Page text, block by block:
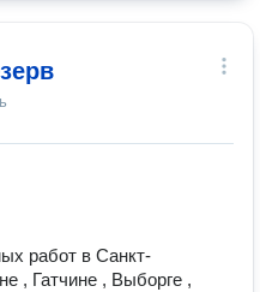
работ в Санкт-
, Гатчине , Выборге ,